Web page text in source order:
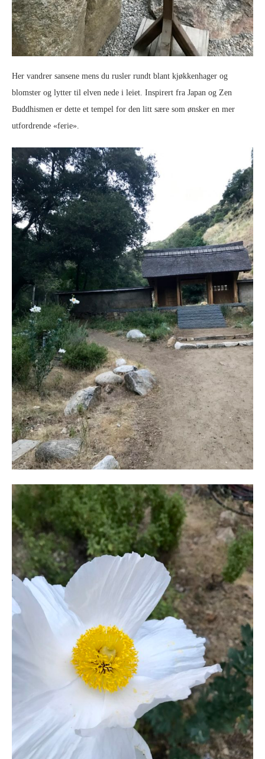
Her vandrer sansene mens du rusler rundt blant kjøkkenhager og
blomster og lytter til elven nede i leiet. Inspirert fra Japan og Zen
Buddhismen er dette et tempel for den litt sære som ønsker en mer
utfordrende «ferie».